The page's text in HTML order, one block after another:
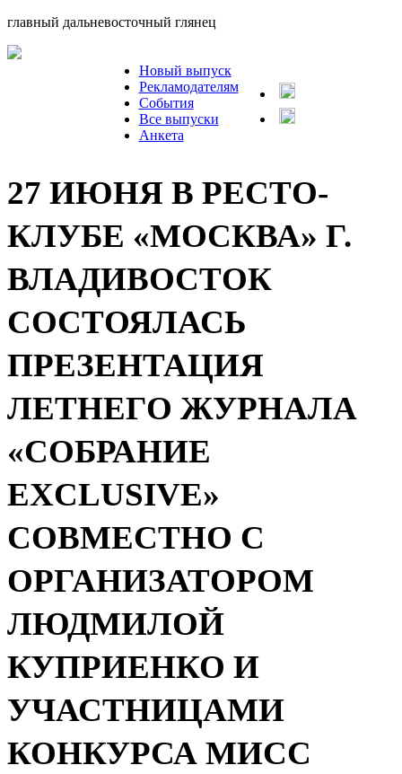
главный дальневосточный глянец
Новый выпуск
Рекламодателям
События
Все выпуски
Анкета
27 ИЮНЯ В РЕСТО-
КЛУБЕ «МОСКВА» Г.
ВЛАДИВОСТОК
СОСТОЯЛАСЬ
ПРЕЗЕНТАЦИЯ
ЛЕТНЕГО ЖУРНАЛА
«СОБРАНИЕ
EXCLUSIVE»
СОВМЕСТНО С
ОРГАНИЗАТОРОМ
ЛЮДМИЛОЙ
КУПРИЕНКО И
УЧАСТНИЦАМИ
КОНКУРСА МИСС